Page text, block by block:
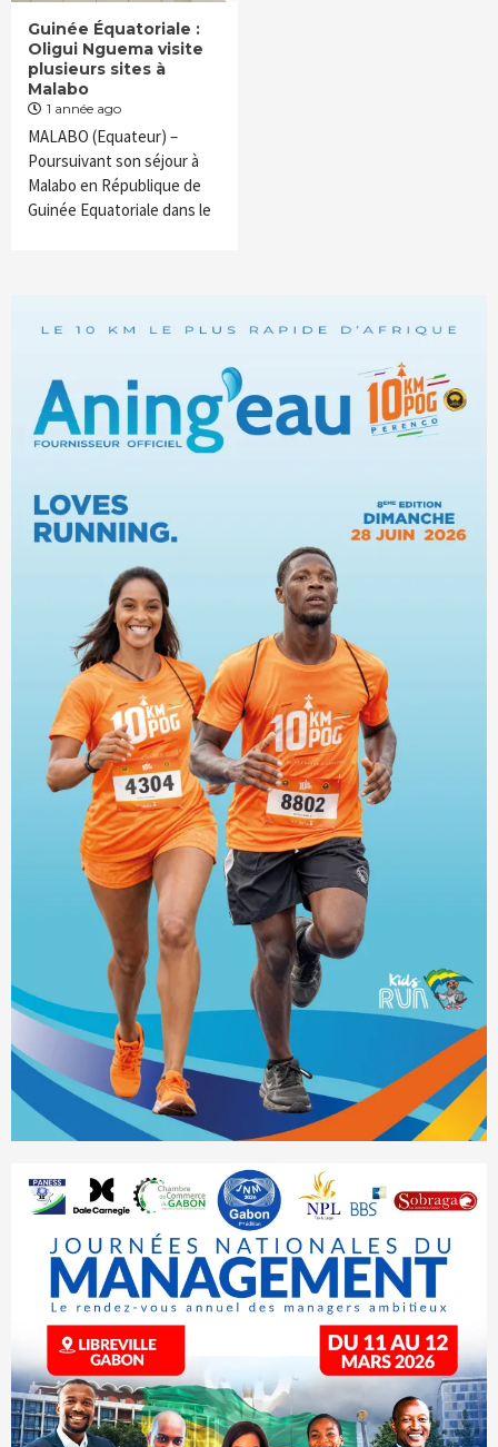
Guinée Équatoriale :
Oligui Nguema visite
plusieurs sites à
Malabo
1 année ago
MALABO (Equateur) –
Poursuivant son séjour à
Malabo en République de
Guinée Equatoriale dans le